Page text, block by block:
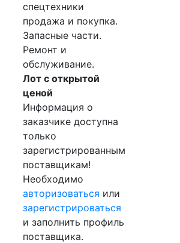
спецтехники
продажа и покупка.
Запасные части.
Ремонт и
обслуживание.
Лот с открытой
ценой
Информация о
заказчике доступна
только
зарегистрированным
поставщикам!
Необходимо
авторизоваться или
зарегистрироваться
и заполнить профиль
поставщика.